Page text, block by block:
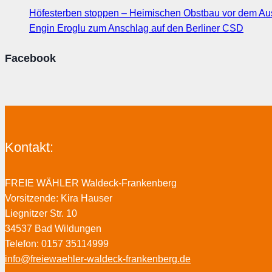
Höfesterben stoppen – Heimischen Obstbau vor dem
Engin Eroglu zum Anschlag auf den Berliner CSD
Facebook
Kontakt:
FREIE WÄHLER Waldeck-Frankenberg
Vorsitzende: Kira Hauser
Liegnitzer Str. 10
34537 Bad Wildungen
Telefon: 0157 35114999
info@freiewaehler-waldeck-frankenberg.de